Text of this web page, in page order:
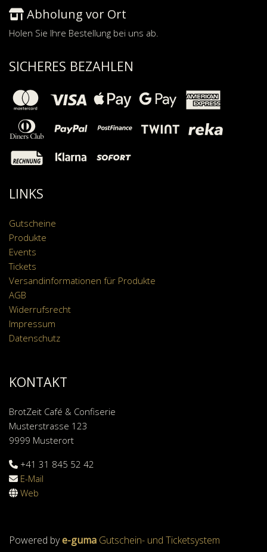
Abholung vor Ort
Holen Sie Ihre Bestellung bei uns ab.
SICHERES BEZAHLEN
LINKS
Gutscheine
Produkte
Events
Tickets
Versandinformationen für Produkte
AGB
Widerrufsrecht
Impressum
Datenschutz
KONTAKT
BrotZeit Café & Confiserie
Musterstrasse 123
9999 Musterort
+41 31 845 52 42
E-Mail
Web
Powered bye-guma Gutschein- und Ticketsystem